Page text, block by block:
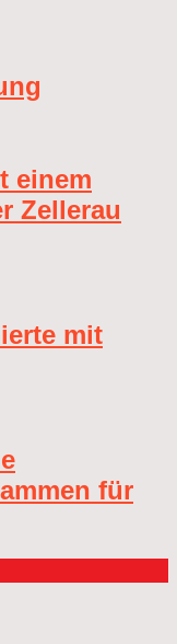
einem
Zellerau
mit
für